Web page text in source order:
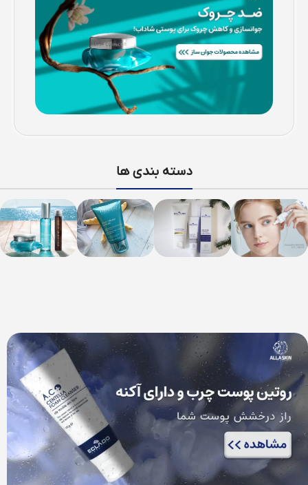
دسته بندی ها
مشاهده
کنید
مشاهده
کنید